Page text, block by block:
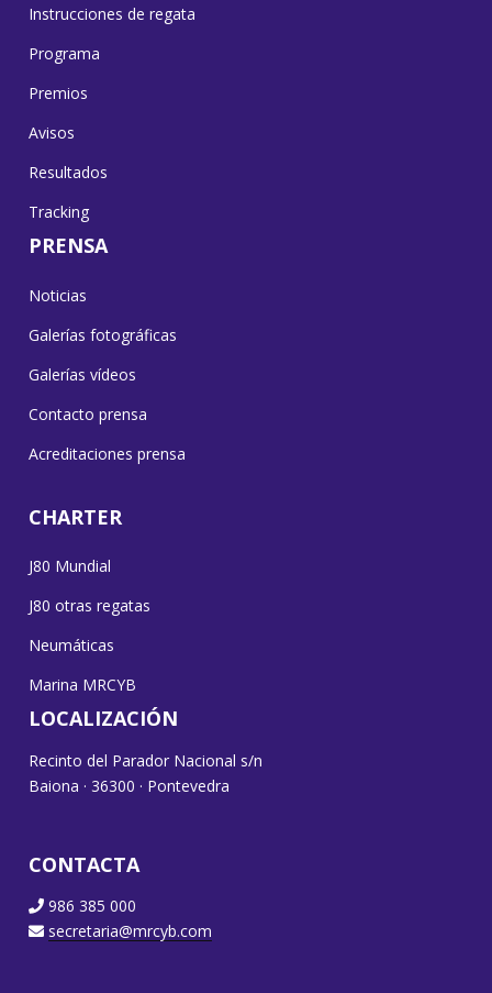
Instrucciones de regata
Programa
Premios
Avisos
Resultados
Tracking
PRENSA
Noticias
Galerías fotográficas
Galerías vídeos
Contacto prensa
Acreditaciones prensa
CHARTER
J80 Mundial
J80 otras regatas
Neumáticas
Marina MRCYB
LOCALIZACIÓN
Recinto del Parador Nacional s/n
Baiona · 36300 · Pontevedra
CONTACTA
986 385 000
secretaria@mrcyb.com